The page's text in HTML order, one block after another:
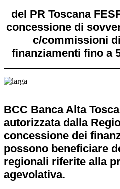
del PR Toscana
concessione di
c/commissioni
finanziamenti fino a
BCC Banca Alta
autorizzata dalla
concessione dei
possono beneficiare
regionali riferite alla
agevolativa.